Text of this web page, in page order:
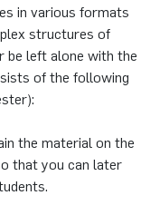
in various formats
structures of
be left alone with the
of the following
the material on the
that you can later